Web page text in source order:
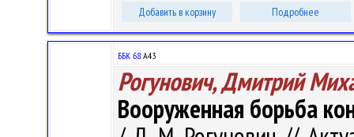
Добавить в корзину Подробнее
ББК 68.А43
Рогунович, Дмитрий
Вооруженная борьба